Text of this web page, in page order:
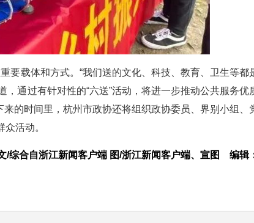
要载体和方式。“我们送的文化、科技、教育、卫生等都
通过有针对性的“六送”活动，将进一步推动公共服务优
的时间里，杭州市政协还将组织政协委员、界别小组、
活动。
/综合自浙江新闻客户端 图/浙江新闻客户端、宣图 编辑